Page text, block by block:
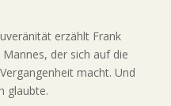
erzählt Frank
der sich auf die
macht. Und
glaubte.